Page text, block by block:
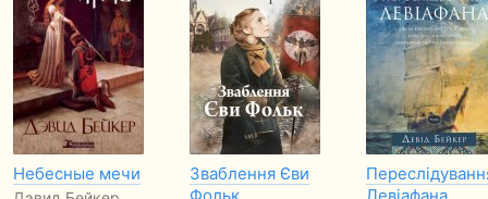
Небесные мечи
Зваблення Єви